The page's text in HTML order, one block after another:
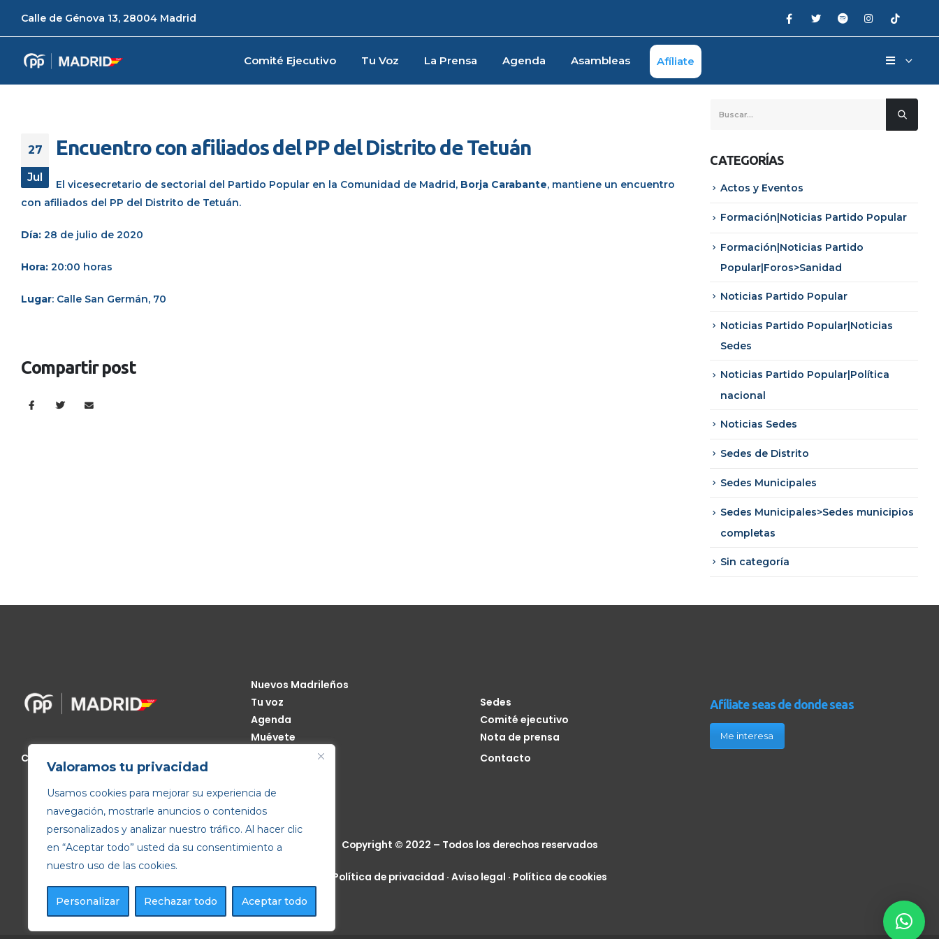
Valoramos tu privacidad
Usamos cookies para mejorar su experiencia de
navegación, mostrarle anuncios o contenidos
personalizados y analizar nuestro tráfico. Al hacer clic
en “Aceptar todo” usted da su consentimiento a
nuestro uso de las cookies.
Personalizar Rechazar todo Aceptar todo
Calle de Génova 13, 28004 Madrid
Comité Ejecutivo Tu Voz La Prensa Agenda Asambleas Afíliate
27
Jul
Encuentro con afiliados del PP del Distrito de Tetuán
El vicesecretario de sectorial del Partido Popular en la Comunidad de Madrid, Borja Carabante, mantiene un encuentro
con afiliados del PP del Distrito de Tetuán.
Día: 28 de julio de 2020
Hora: 20:00 horas
Lugar: Calle San Germán, 70
Compartir post
CATEGORÍAS
Actos y Eventos
Formación|Noticias Partido Popular
Formación|Noticias Partido
Popular|Foros>Sanidad
Noticias Partido Popular
Noticias Partido Popular|Noticias
Sedes
Noticias Partido Popular|Política
nacional
Noticias Sedes
Sedes de Distrito
Sedes Municipales
Sedes Municipales>Sedes municipios
completas
Sin categoría
Calle de Génova, 13, 28004 Madrid
Nuevos Madrileños
Tu voz
Agenda
Muévete
Sedes
Comité ejecutivo
Nota de prensa
Contacto
Afíliate seas de donde seas
Me interesa
Copyright © 2022 – Todos los derechos reservados
Política de privacidad · Aviso legal · Política de cookies